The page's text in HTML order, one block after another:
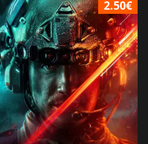
2.50€